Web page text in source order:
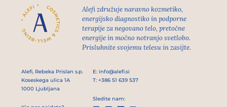
Alefi združuje naravno kozmetiko,
energijsko diagnostiko in podporne
terapije za negovano telo, pretočne
energije in močno notranjo svetlobo.
Prisluhnite svojemu telesu in zasijte.
Alefi, Rebeka Prislan s.p.
Koseskega ulica 1A
1000 Ljubljana
E: info@alefi.si
T: +386 51 639 537
Sledite nam: